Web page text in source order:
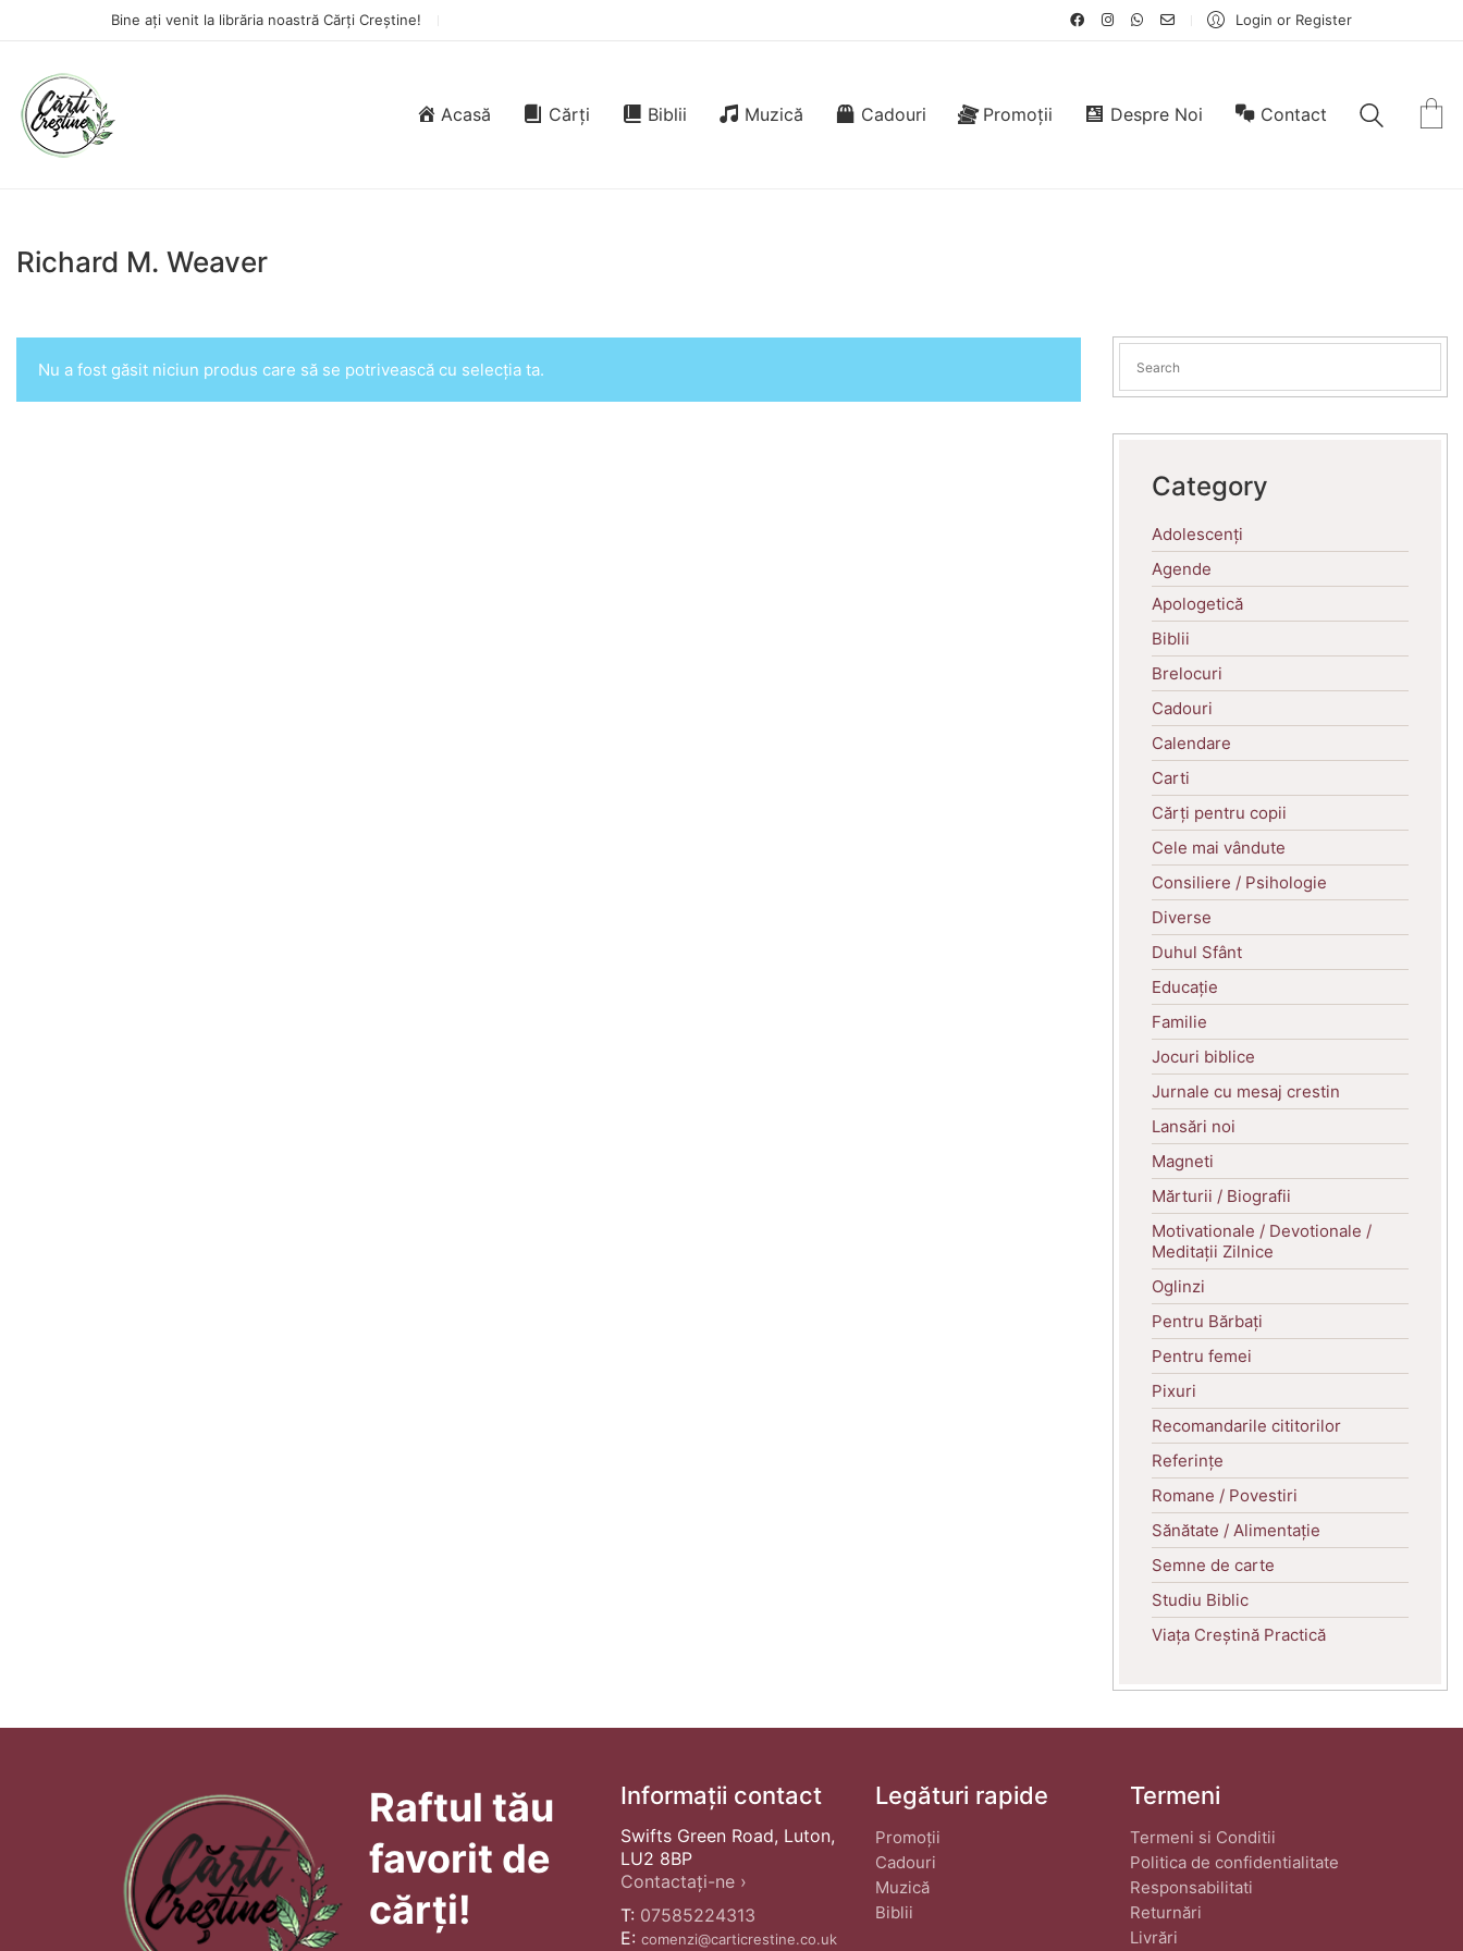
Bine ați venit la librăria noastră Cărți Creștine! Login or Register
Acasă Cărți Biblii Muzică Cadouri Promoții Despre Noi Contact
Richard M. Weaver
Nu a fost găsit niciun produs care să se potrivească cu selecția ta.
Category
Adolescenți
Agende
Apologetică
Biblii
Brelocuri
Cadouri
Calendare
Carti
Cărți pentru copii
Cele mai vândute
Consiliere / Psihologie
Diverse
Duhul Sfânt
Educație
Familie
Jocuri biblice
Jurnale cu mesaj crestin
Lansări noi
Magneti
Mărturii / Biografii
Motivationale / Devotionale /
Meditații Zilnice
Oglinzi
Pentru Bărbați
Pentru femei
Pixuri
Recomandarile cititorilor
Referințe
Romane / Povestiri
Sănătate / Alimentație
Semne de carte
Studiu Biblic
Viața Creștină Practică
Raftul tău
favorit de
cărți!
Informații contact
Swifts Green Road, Luton,
LU2 8BP
Contactați-ne ›
T: 07585224313
E: comenzi@carticrestine.co.uk
Legături rapide
Promoții
Cadouri
Muzică
Biblii
Termeni
Termeni si Conditii
Politica de confidentialitate
Responsabilitati
Returnări
Livrări